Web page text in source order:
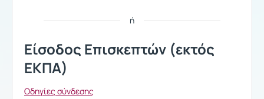
ή
Είσοδος Επισκεπτών (εκτός
ΕΚΠΑ)
Οδηγίες σύνδεσης